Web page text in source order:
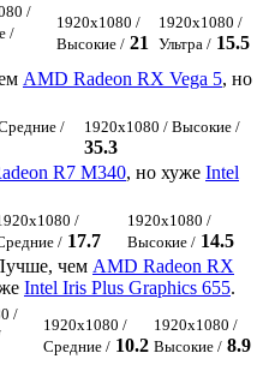
/
/
1920x1080 /
Высокие / 21
1920x1080 /
Ультра / 15.5
AMD Radeon RX Vega 5, но
/ 1920x1080 / Высокие /
35.3
R7 M340, но хуже Intel
/
/ 17.7
1920x1080 /
Высокие / 14.5
чем AMD Radeon RX
Intel Iris Plus Graphics 655.
/
1920x1080 /
Средние / 10.2
1920x1080 /
Высокие / 8.9